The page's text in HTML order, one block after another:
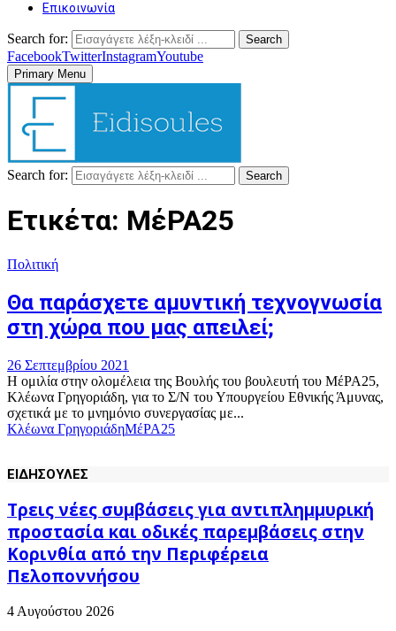
Επικοινωνία
Search for: Search
FacebookTwitterInstagramYoutube
Primary Menu
Search for: Search
Ετικέτα: ΜέΡΑ25
Πολιτική
Θα παράσχετε αμυντική τεχνογνωσία
στη χώρα που μας απειλεί;
26 Σεπτεμβρίου 2021
Η ομιλία στην ολομέλεια της Βουλής του βουλευτή του ΜέΡΑ25,
Κλέωνα Γρηγοριάδη, για το Σ/Ν του Υπουργείου Εθνικής Άμυνας,
σχετικά με το μνημόνιο συνεργασίας με...
Κλέωνα ΓρηγοριάδηΜέΡΑ25
ΕΙΔΗΣΟΥΛΕΣ
Τρεις νέες συμβάσεις για αντιπλημμυρική
προστασία και οδικές παρεμβάσεις στην
Κορινθία από την Περιφέρεια
Πελοποννήσου
4 Αυγούστου 2026